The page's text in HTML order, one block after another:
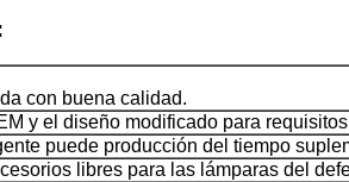
con buena calidad.
y el diseño modificado para
puede producción del tiempo
libres para las lámparas del